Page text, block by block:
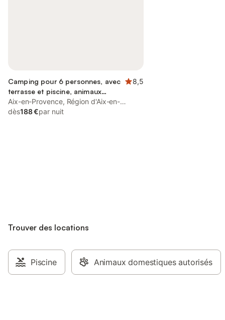
Camping pour 6 personnes, avec
terrasse et piscine, animaux
acceptés
8,5
Aix-en-Provence, Région d'Aix-en-
Provence
dès188 €par nuit
Trouver des locations
Piscine Animaux domestiques autorisés